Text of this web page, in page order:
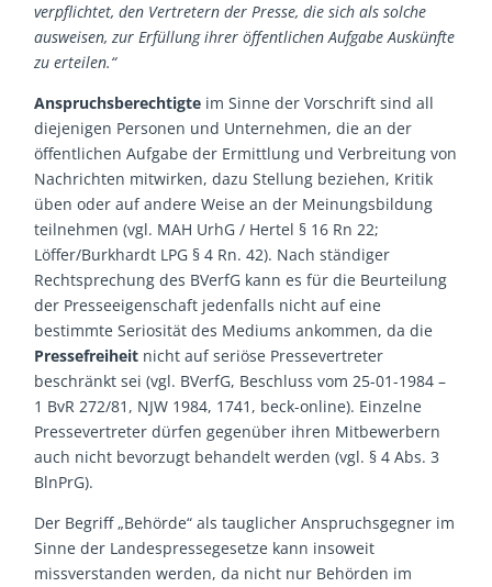
verpflichtet, den Vertretern der Presse, die sich als solche
ausweisen, zur Erfüllung ihrer öffentlichen Aufgabe Auskünfte
zu erteilen.“
Anspruchsberechtigte im Sinne der Vorschrift sind all
diejenigen Personen und Unternehmen, die an der
öffentlichen Aufgabe der Ermittlung und Verbreitung von
Nachrichten mitwirken, dazu Stellung beziehen, Kritik
üben oder auf andere Weise an der Meinungsbildung
teilnehmen (vgl. MAH UrhG / Hertel § 16 Rn 22;
Löffer/Burkhardt LPG § 4 Rn. 42). Nach ständiger
Rechtsprechung des BVerfG kann es für die Beurteilung
der Presseeigenschaft jedenfalls nicht auf eine
bestimmte Seriosität des Mediums ankommen, da die
Pressefreiheit nicht auf seriöse Pressevertreter
beschränkt sei (vgl. BVerfG, Beschluss vom 25-01-1984 –
1 BvR 272/81, NJW 1984, 1741, beck-online). Einzelne
Pressevertreter dürfen gegenüber ihren Mitbewerbern
auch nicht bevorzugt behandelt werden (vgl. § 4 Abs. 3
BlnPrG).
Der Begriff „Behörde“ als tauglicher Anspruchsgegner im
Sinne der Landespressegesetze kann insoweit
missverstanden werden, da nicht nur Behörden im